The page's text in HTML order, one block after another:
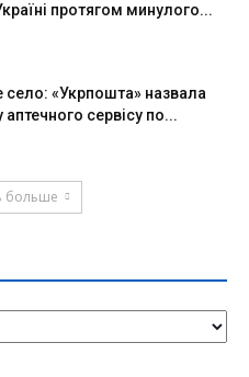
протягом минулого...
село: «Укрпошта» назвала
аптечного сервісу по...
больше